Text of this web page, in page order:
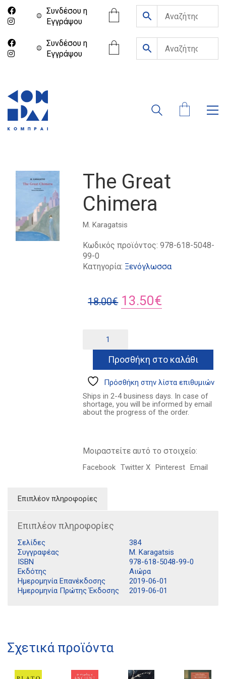
Συνδέσου η
Eγγράψου
Συνδέσου η
Eγγράψου
The Great
Chimera
M. Karagatsis
Κωδικός προϊόντος:978-618-5048-
99-0
Κατηγορία: Ξενόγλωσσα
18.00€ Original
18.00€.
13.50€
είναι:
13.50€.
Chimera
ποσότηταΠροσθήκη στο καλάθι
Πρόσθήκη στην λίστα επιθυμιών
Ships in 2-4 business days. In case of
shortage, you will be informed by email
about the progress of the order.
Μοιραστείτε αυτό το στοιχείο:
Facebook Twitter X Pinterest Email
Επιπλέον πληροφορίες
Επιπλέον πληροφορίες
Σελίδες
384
Συγγραφέας
M. Karagatsis
ISBN
978-618-5048-99-0
Εκδότης
Αιώρα
Ημερομηνία Επανέκδοσης
2019-06-01
Ημερομηνία Πρώτης Έκδοσης
2019-06-01
Σχετικά προϊόντα
Διδότου 34, Αθήνα 106 80
kombrai.bs@gmail.com
Πολιτική προστασίας δεδομένων